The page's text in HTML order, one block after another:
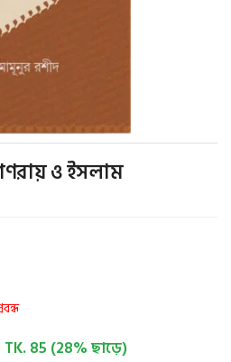
ও ইসলাম
85 (28% ছাড়ে)